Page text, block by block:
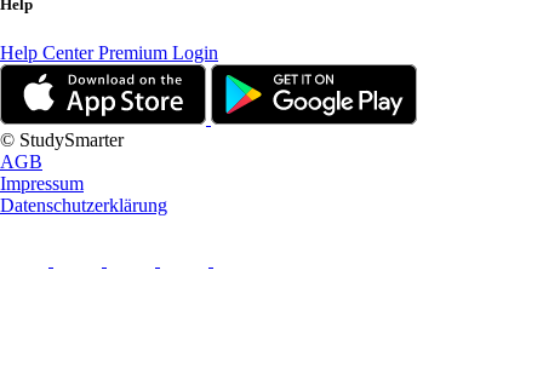
Help
Help CenterPremium Login
© StudySmarter
AGB
Impressum
Datenschutzerklärung